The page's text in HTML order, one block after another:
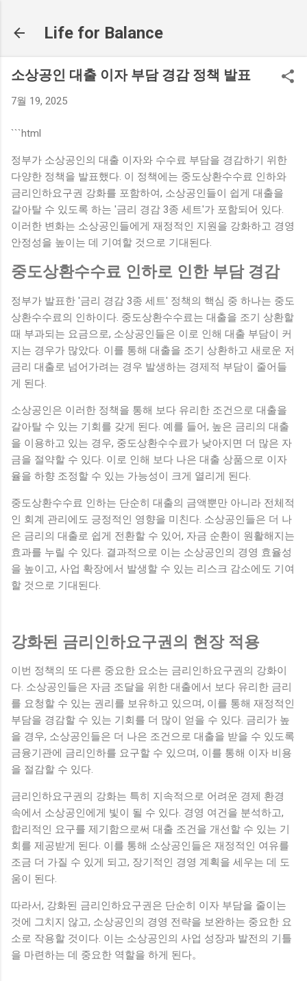
Life for Balance
소상공인 대출 이자 부담 경감 정책 발표
7월 19, 2025
```html
정부가 소상공인의 대출 이자와 수수료 부담을 경감하기 위한
다양한 정책을 발표했다. 이 정책에는 중도상환수수료 인하와
금리인하요구권 강화를 포함하여, 소상공인들이 쉽게 대출을
갈아탈 수 있도록 하는 '금리 경감 3종 세트'가 포함되어 있다.
이러한 변화는 소상공인들에게 재정적인 지원을 강화하고 경영
안정성을 높이는 데 기여할 것으로 기대된다.
중도상환수수료 인하로 인한 부담 경감
정부가 발표한 '금리 경감 3종 세트' 정책의 핵심 중 하나는 중도
상환수수료의 인하이다. 중도상환수수료는 대출을 조기 상환할
때 부과되는 요금으로, 소상공인들은 이로 인해 대출 부담이 커
지는 경우가 많았다. 이를 통해 대출을 조기 상환하고 새로운 저
금리 대출로 넘어가려는 경우 발생하는 경제적 부담이 줄어들
게 된다.
소상공인은 이러한 정책을 통해 보다 유리한 조건으로 대출을
갈아탈 수 있는 기회를 갖게 된다. 예를 들어, 높은 금리의 대출
을 이용하고 있는 경우, 중도상환수수료가 낮아지면 더 많은 자
금을 절약할 수 있다. 이로 인해 보다 나은 대출 상품으로 이자
율을 하향 조정할 수 있는 가능성이 크게 열리게 된다.
중도상환수수료 인하는 단순히 대출의 금액뿐만 아니라 전체적
인 회계 관리에도 긍정적인 영향을 미친다. 소상공인들은 더 나
은 금리의 대출로 쉽게 전환할 수 있어, 자금 순환이 원활해지는
효과를 누릴 수 있다. 결과적으로 이는 소상공인의 경영 효율성
을 높이고, 사업 확장에서 발생할 수 있는 리스크 감소에도 기여
할 것으로 기대된다.
강화된 금리인하요구권의 현장 적용
이번 정책의 또 다른 중요한 요소는 금리인하요구권의 강화이
다. 소상공인들은 자금 조달을 위한 대출에서 보다 유리한 금리
를 요청할 수 있는 권리를 보유하고 있으며, 이를 통해 재정적인
부담을 경감할 수 있는 기회를 더 많이 얻을 수 있다. 금리가 높
을 경우, 소상공인들은 더 나은 조건으로 대출을 받을 수 있도록
금융기관에 금리인하를 요구할 수 있으며, 이를 통해 이자 비용
을 절감할 수 있다.
금리인하요구권의 강화는 특히 지속적으로 어려운 경제 환경
속에서 소상공인에게 빛이 될 수 있다. 경영 여건을 분석하고,
합리적인 요구를 제기함으로써 대출 조건을 개선할 수 있는 기
회를 제공받게 된다. 이를 통해 소상공인들은 재정적인 여유를
조금 더 가질 수 있게 되고, 장기적인 경영 계획을 세우는 데 도
움이 된다.
따라서, 강화된 금리인하요구권은 단순히 이자 부담을 줄이는
것에 그치지 않고, 소상공인의 경영 전략을 보완하는 중요한 요
소로 작용할 것이다. 이는 소상공인의 사업 성장과 발전의 기틀
을 마련하는 데 중요한 역할을 하게 된다。